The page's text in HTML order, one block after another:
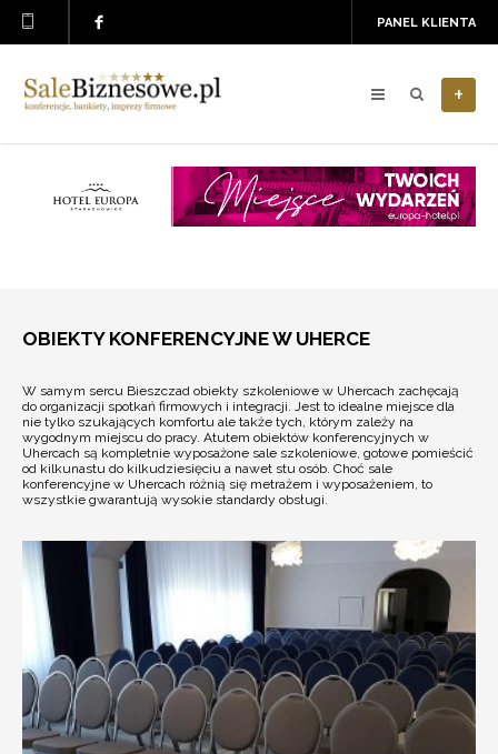
PANEL KLIENTA
+
OBIEKTY KONFERENCYJNE W UHERCE
W samym sercu Bieszczad obiekty szkoleniowe w Uhercach zachęcają
do organizacji spotkań firmowych i integracji. Jest to idealne miejsce dla
nie tylko szukających komfortu ale także tych, którym zależy na
wygodnym miejscu do pracy. Atutem obiektów konferencyjnych w
Uhercach są kompletnie wyposażone sale szkoleniowe, gotowe pomieścić
od kilkunastu do kilkudziesięciu a nawet stu osób. Choć sale
konferencyjne w Uhercach różnią się metrażem i wyposażeniem, to
wszystkie gwarantują wysokie standardy obsługi.